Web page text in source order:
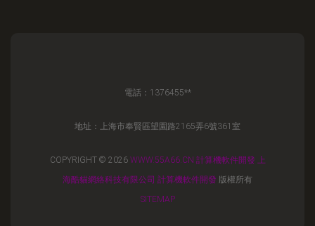
電話：1376455**
地址：上海市奉賢區望園路2165弄6號361室
COPYRIGHT © 2026 WWW.55A66.CN 計算機軟件開發
上
海酷貓網絡科技有限公司 計算機軟件開發 版權所有
SITEMAP